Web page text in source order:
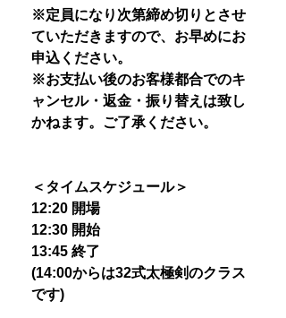
※定員になり次第締め切りとさせ
ていただきますので、お早めにお
申込ください。
※お支払い後のお客様都合でのキ
ャンセル・返金・振り替えは致し
かねます。ご了承ください。
＜タイムスケジュール＞
12:20 開場
12:30 開始
13:45 終了
(14:00からは32式太極剣のクラス
です)